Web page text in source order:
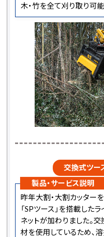
木・竹を全て刈り取り可能
交換式ツー
製品・サービス説明
昨年大割・大割カッター
「SPツース」を搭載した
ネットが加わりました。
材を使用しているため、